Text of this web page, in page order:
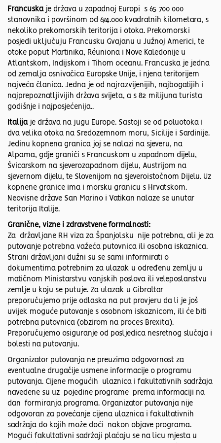
Francuskaje država u zapadnoj Europi s 65 700 000
stanovnika i površinom od 674.000 kvadratnih kilometara, s
nekoliko prekomorskih teritorija i otoka. Prekomorski
posjedi uključuju Francusku Gvajanu u Južnoj Americi, te
otoke poput Martinika, Réuniona i Nove Kaledonije u
Atlantskom, Indijskom i Tihom oceanu. Francuska je jedna
od zemalja osnivačica Europske Unije, i njena teritorijem
najveća članica. Jedna je od najrazvijenijih, najbogatijih i
najprepoznatljivijih država svijeta, a s 82 milijuna turista
godišnje i najposjećenija..
Italijaje država na jugu Europe. Sastoji se od poluotoka i
dva velika otoka na Sredozemnom moru, Sicilije i Sardinije.
Jedinu kopnena granica joj se nalazi na sjeveru, na
Alpama, gdje graniči s Francuskom u zapadnom dijelu,
Švicarskom na sjeverozapadnom dijelu, Austrijom na
sjevernom dijelu, te Slovenijom na sjeveroistočnom Dijelu. Uz
kopnene granice ima i morsku granicu s Hrvatskom.
Neovisne države San Marino i Vatikan nalaze se unutar
teritorija Italije.
Granične, vizne i zdravstvene formalnosti:
Za državljane RH viza za Španjolsku nije potrebna, ali je za
putovanje potrebna važeća putovnica ili osobna iskaznica.
Strani državljani dužni su se sami informirati o
dokumentima potrebnim za ulazak u određenu zemlju u
matičnom Ministarstvu vanjskih poslova ili veleposlanstvu
zemlje u koju se putuje. Za ulazak u Gibraltar
preporučujemo prije odlaska na put provjeru da li je još
uvijek moguće putovanje s osobnom iskaznicom, ili će biti
potrebna putovnica (obzirom na proces Brexita).
Preporučujemo osiguranje od posljedica nesretnog slučaja i
bolesti na putovanju.
Organizator putovanja ne preuzima odgovornost za
eventualne drugačije usmene informacije o programu
putovanja. Cijene mogućih ulaznica i fakultativnih sadržaja
navedene su uz pojedine programe prema informaciji na
dan formiranja programa. Organizator putovanja nije
odgovoran za povećanje cijena ulaznica i fakultativnih
sadržaja do kojih može doći nakon objave programa.
Mogući fakultativni sadržaji plaćaju se na licu mjesta u